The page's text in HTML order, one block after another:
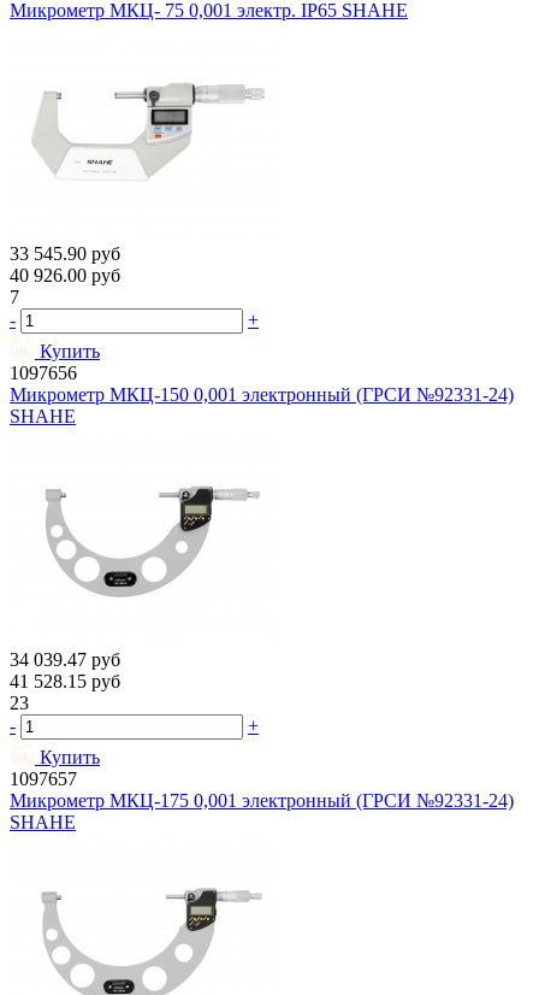
Микрометр МКЦ- 75 0,001 электр. IP65 SHAHE
33 545.90 руб
40 926.00 руб
7
-
+
Купить
1097656
Микрометр МКЦ-150 0,001 электронный (ГРСИ №92331-24)
SHAHE
34 039.47 руб
41 528.15 руб
23
-
+
Купить
1097657
Микрометр МКЦ-175 0,001 электронный (ГРСИ №92331-24)
SHAHE